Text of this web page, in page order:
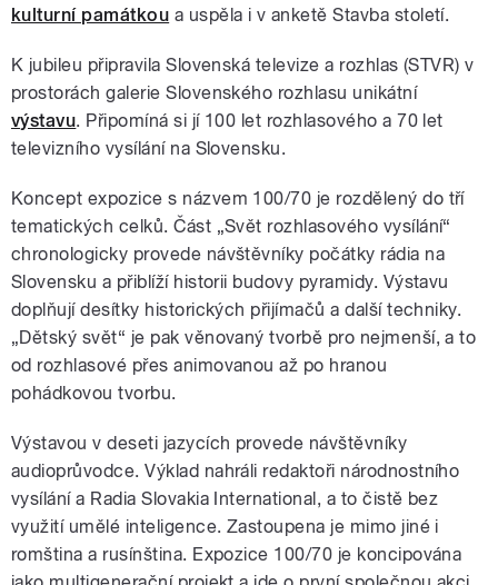
kulturní památkou a uspěla i v anketě Stavba století.
K jubileu připravila Slovenská televize a rozhlas (STVR) v
prostorách galerie Slovenského rozhlasu unikátní
výstavu. Připomíná si jí 100 let rozhlasového a 70 let
televizního vysílání na Slovensku.
Koncept expozice s názvem 100/70 je rozdělený do tří
tematických celků. Část „Svět rozhlasového vysílání“
chronologicky provede návštěvníky počátky rádia na
Slovensku a přiblíží historii budovy pyramidy. Výstavu
doplňují desítky historických přijímačů a další techniky.
„Dětský svět“ je pak věnovaný tvorbě pro nejmenší, a to
od rozhlasové přes animovanou až po hranou
pohádkovou tvorbu.
Výstavou v deseti jazycích provede návštěvníky
audioprůvodce. Výklad nahráli redaktoři národnostního
vysílání a Radia Slovakia International, a to čistě bez
využití umělé inteligence. Zastoupena je mimo jiné i
romština a rusínština. Expozice 100/70 je koncipována